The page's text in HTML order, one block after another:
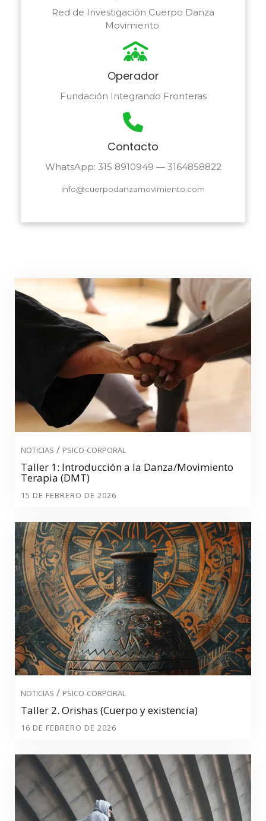
Red de Investigación Cuerpo Danza
Movimiento
Operador
Fundación Integrando Fronteras
Contacto
WhatsApp: 315 8910949 — 3164858822
info@cuerpodanzamovimiento.com
NOTICIAS / PSICO-CORPORAL
Taller 1: Introducción a la Danza/Movimiento
Terapia (DMT)
15 DE FEBRERO DE 2026
NOTICIAS / PSICO-CORPORAL
Taller 2. Orishas (Cuerpo y existencia)
16 DE FEBRERO DE 2026